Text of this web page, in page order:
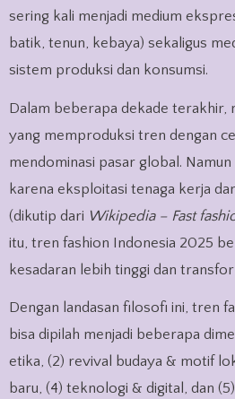
sering kali menjadi medium
batik, tenun, kebaya) sekaligus
sistem produksi dan konsumsi.
Dalam beberapa dekade terakhir,
yang memproduksi tren dengan
mendominasi pasar global.
karena eksploitasi tenaga kerja
(dikutip dari Wikipedia – Fast
itu, tren fashion Indonesia 2025
kesadaran lebih tinggi dan
Dengan landasan filosofi ini, tren
bisa dipilah menjadi beberapa
etika, (2) revival budaya & motif
baru, (4) teknologi & digital, dan